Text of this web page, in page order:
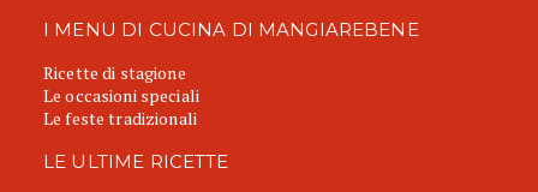
I MENU DI CUCINA DI MANGIAREBENE
Ricette di stagione
Le occasioni speciali
Le feste tradizionali
LE ULTIME RICETTE